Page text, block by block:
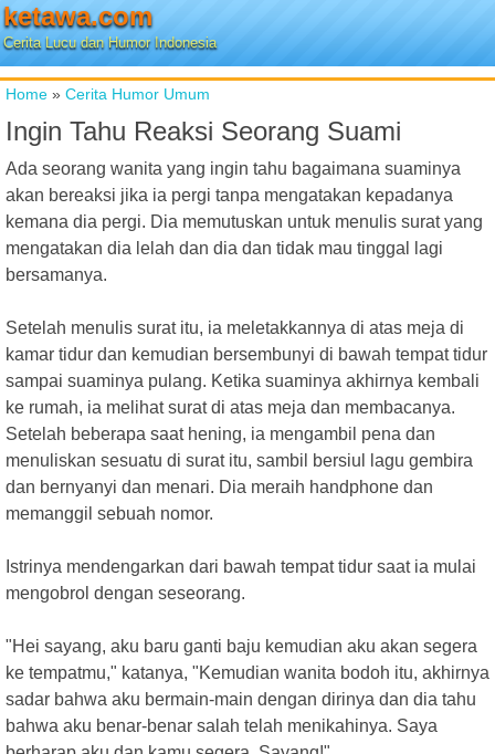
ketawa.com
Cerita Lucu dan Humor Indonesia
Home » Cerita Humor Umum
Ingin Tahu Reaksi Seorang Suami
Ada seorang wanita yang ingin tahu bagaimana suaminya
akan bereaksi jika ia pergi tanpa mengatakan kepadanya
kemana dia pergi. Dia memutuskan untuk menulis surat yang
mengatakan dia lelah dan dia dan tidak mau tinggal lagi
bersamanya.
Setelah menulis surat itu, ia meletakkannya di atas meja di
kamar tidur dan kemudian bersembunyi di bawah tempat tidur
sampai suaminya pulang. Ketika suaminya akhirnya kembali
ke rumah, ia melihat surat di atas meja dan membacanya.
Setelah beberapa saat hening, ia mengambil pena dan
menuliskan sesuatu di surat itu, sambil bersiul lagu gembira
dan bernyanyi dan menari. Dia meraih handphone dan
memanggil sebuah nomor.
Istrinya mendengarkan dari bawah tempat tidur saat ia mulai
mengobrol dengan seseorang.
"Hei sayang, aku baru ganti baju kemudian aku akan segera
ke tempatmu," katanya, "Kemudian wanita bodoh itu, akhirnya
sadar bahwa aku bermain-main dengan dirinya dan dia tahu
bahwa aku benar-benar salah telah menikahinya. Saya